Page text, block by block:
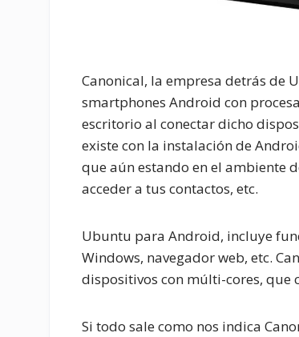
Canonical, la empresa detrás de
smartphones Android con
escritorio al conectar dicho
existe con la instalación de
que aún estando en el ambiente
acceder a tus contactos, etc.
Ubuntu para Android, incluye
Windows, navegador web, etc.
dispositivos con múlti-cores, que
Si todo sale como nos indica